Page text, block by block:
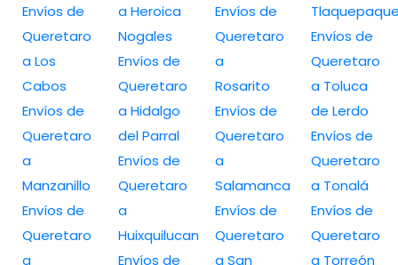
Envíos de
Queretaro
a Los
Cabos
Envíos de
Queretaro
a
Manzanillo
Envíos de
Queretaro
a
a Heroica
Nogales
Envíos de
Queretaro
a Hidalgo
del Parral
Envíos de
Queretaro
a
Huixquilucan
Envíos de
Envíos de
Queretaro
a
Rosarito
Envíos de
Queretaro
a
Salamanca
Envíos de
Queretaro
a San
Envíos de
Queretaro
a Toluca
de Lerdo
Envíos de
Queretaro
a Tonalá
Envíos de
Queretaro
a Torreón